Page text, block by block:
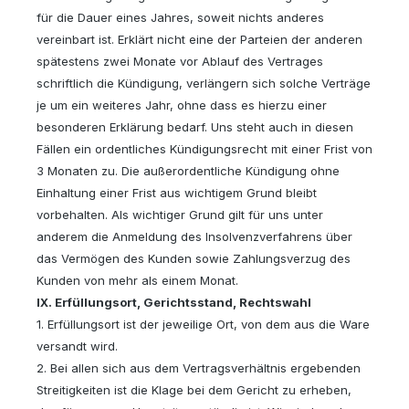
für die Dauer eines Jahres, soweit nichts anderes
vereinbart ist. Erklärt nicht eine der Parteien der anderen
spätestens zwei Monate vor Ablauf des Vertrages
schriftlich die Kündigung, verlängern sich solche Verträge
je um ein weiteres Jahr, ohne dass es hierzu einer
besonderen Erklärung bedarf. Uns steht auch in diesen
Fällen ein ordentliches Kündigungsrecht mit einer Frist von
3 Monaten zu. Die außerordentliche Kündigung ohne
Einhaltung einer Frist aus wichtigem Grund bleibt
vorbehalten. Als wichtiger Grund gilt für uns unter
anderem die Anmeldung des Insolvenzverfahrens über
das Vermögen des Kunden sowie Zahlungsverzug des
Kunden von mehr als einem Monat.
IX. Erfüllungsort, Gerichtsstand, Rechtswahl
1. Erfüllungsort ist der jeweilige Ort, von dem aus die Ware
versandt wird.
2. Bei allen sich aus dem Vertragsverhältnis ergebenden
Streitigkeiten ist die Klage bei dem Gericht zu erheben,